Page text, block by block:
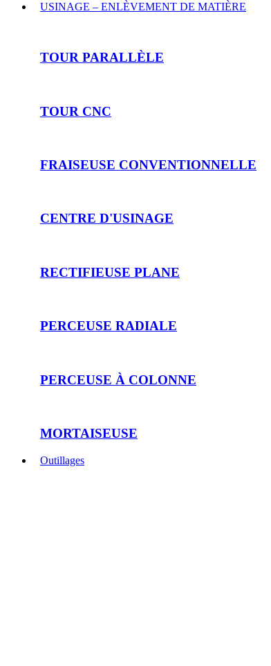
USINAGE – ENLÈVEMENT DE MATIÈRE
TOUR PARALLÈLE
TOUR CNC
FRAISEUSE CONVENTIONNELLE
CENTRE D'USINAGE
RECTIFIEUSE PLANE
PERCEUSE RADIALE
PERCEUSE À COLONNE
MORTAISEUSE
Outillages